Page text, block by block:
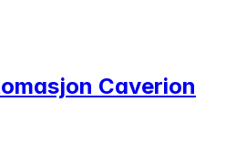
Caverion